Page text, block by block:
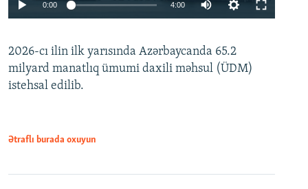
Auto 240p 360p 480p
0:00 4:00
360p
480p
2026-cı ilin ilk yarısında Azərbaycanda 65.2
milyard manatlıq ümumi daxili məhsul (ÜDM)
istehsal edilib.
Ətraflı burada oxuyun